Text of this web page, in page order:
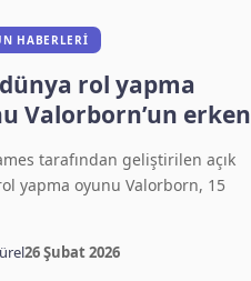
HABERLERI
dünya rol yapma
Valorborn’un erken
tarafından geliştirilen açık
yapma oyunu Valorborn, 15
26 Şubat 2026